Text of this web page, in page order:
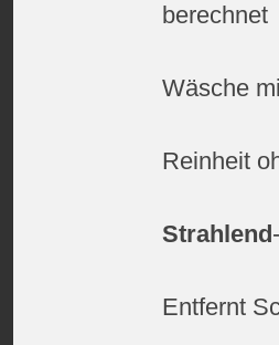
berechnet
Wäsche
Reinheit
Strahlend
Entfernt